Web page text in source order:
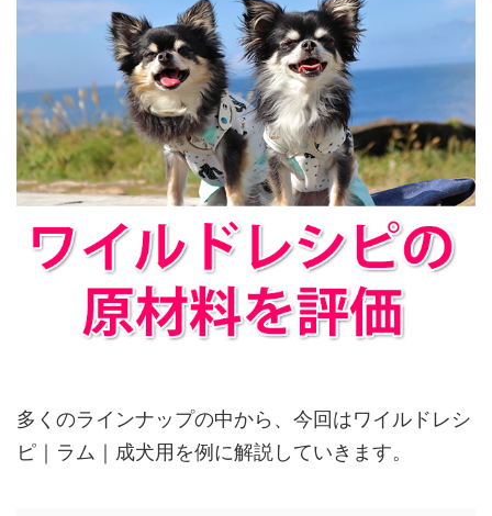
多くのラインナップの中から、今回はワイルドレシ
ピ｜ラム｜成犬用を例に解説していきます。